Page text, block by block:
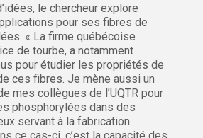
le chercheur explore
pour ses fibres de
« La firme québécoise
de tourbe, a notamment
pour étudier les propriétés de
ces fibres. Je mène aussi un
mes collègues de l’UQTR pour
phosphorylées dans des
servant à la fabrication
ce cas-ci, c’est la capacité des